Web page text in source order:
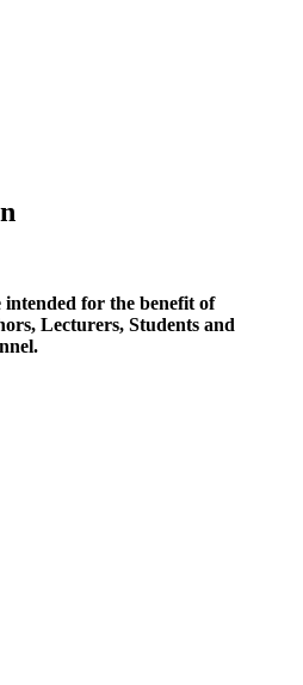
for the benefit of
Lecturers, Students and